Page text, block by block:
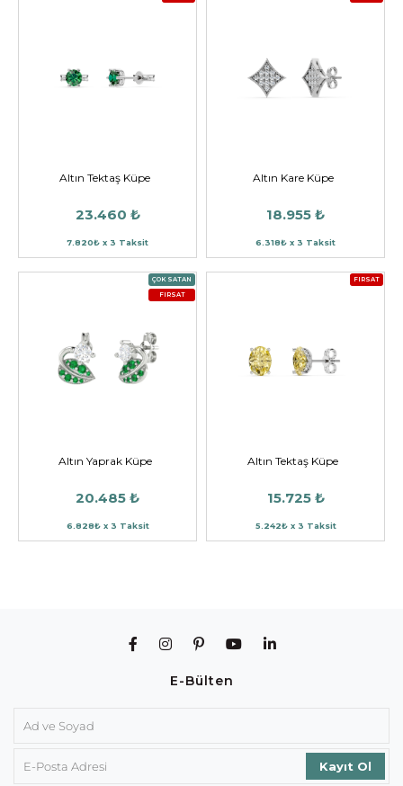
Altın Tektaş Küpe
23.460 ₺
7.820₺ x 3 Taksit
Altın Kare Küpe
18.955 ₺
6.318₺ x 3 Taksit
ÇOK SATAN
FIRSAT
Altın Yaprak Küpe
20.485 ₺
6.828₺ x 3 Taksit
FIRSAT
Altın Tektaş Küpe
15.725 ₺
5.242₺ x 3 Taksit
E-Bülten